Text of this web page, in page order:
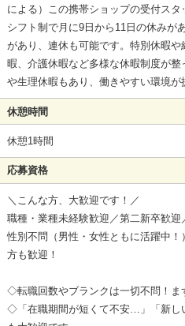
による）この携帯ショップの受付スタ
シフト制で月に9日から11日の休みが
があり、連休も可能です。特別休暇
暇、介護休暇など多様な休暇制度が
や生理休暇もあり、働きやすい環境が
休憩時間
休憩1時間
応募資格
＼こんな方、大歓迎です！／
職種・業種未経験歓迎／第二新卒歓
性別不問（男性・女性ともに活躍中
方も歓迎！
◇転職回数やブランクは一切不問！ま
◇「在職期間が短くて不安…」「新し